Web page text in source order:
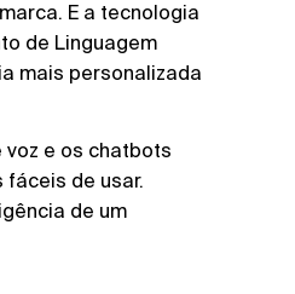
E a tecnologia
de Linguagem
mais personalizada
e os chatbots
de usar.
de um